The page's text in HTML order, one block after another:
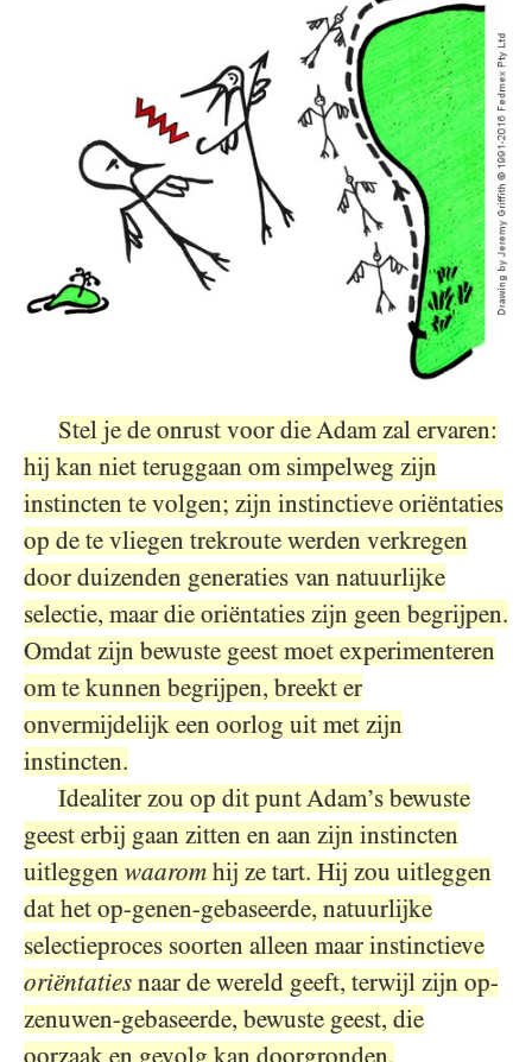
Stel je de onrust voor die Adam zal ervaren:
hij kan niet teruggaan om simpelweg zijn
instincten te volgen; zijn instinctieve oriëntaties
op de te vliegen trekroute werden verkregen
door duizenden generaties van natuurlijke
selectie, maar die oriëntaties zijn geen begrijpen.
Omdat zijn bewuste geest moet experimenteren
om te kunnen begrijpen, breekt er
onvermijdelijk een oorlog uit met zijn
instincten.
Idealiter zou op dit punt Adam’s bewuste
geest erbij gaan zitten en aan zijn instincten
uitleggen waarom hij ze tart. Hij zou uitleggen
dat het op-genen-gebaseerde, natuurlijke
selectieproces soorten alleen maar instinctieve
oriëntaties naar de wereld geeft, terwijl zijn op-
zenuwen-gebaseerde, bewuste geest, die